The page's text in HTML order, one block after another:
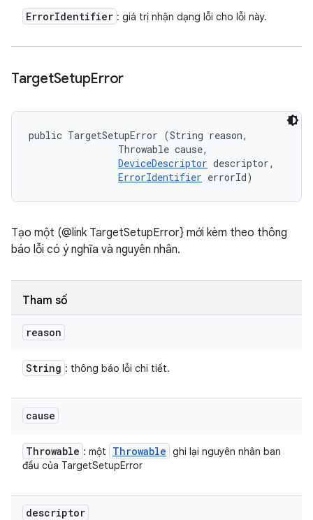
ErrorIdentifier : giá trị nhận dạng lỗi cho lỗi này.
TargetSetupError
public TargetSetupError (String reason,
                Throwable cause,
DeviceDescriptor descriptor,
ErrorIdentifier errorId)
Tạo một (@link TargetSetupError} mới kèm theo thông
báo lỗi có ý nghĩa và nguyên nhân.
Tham số
reason
String : thông báo lỗi chi tiết.
cause
Throwable : một Throwable ghi lại nguyên nhân ban
đầu của TargetSetupError
descriptor